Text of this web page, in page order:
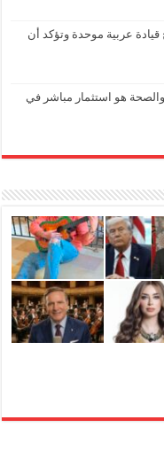
عربية موحدة وتؤكد أن
والصحة هو استثمار مباشر في